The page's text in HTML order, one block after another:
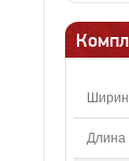
Длина